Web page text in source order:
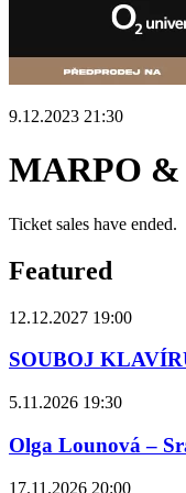
9.12.2023 21:30
MARPO
Ticket sales have ended.
Featured
12.12.2027 19:00
SOUBOJ
5.11.2026 19:30
Olga Lounová –
17.11.2026 20:00